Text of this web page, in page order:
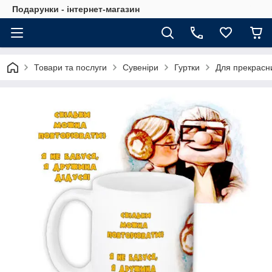
Подарунки - інтернет-магазин
Товари та послуги Сувеніри Гуртки Для